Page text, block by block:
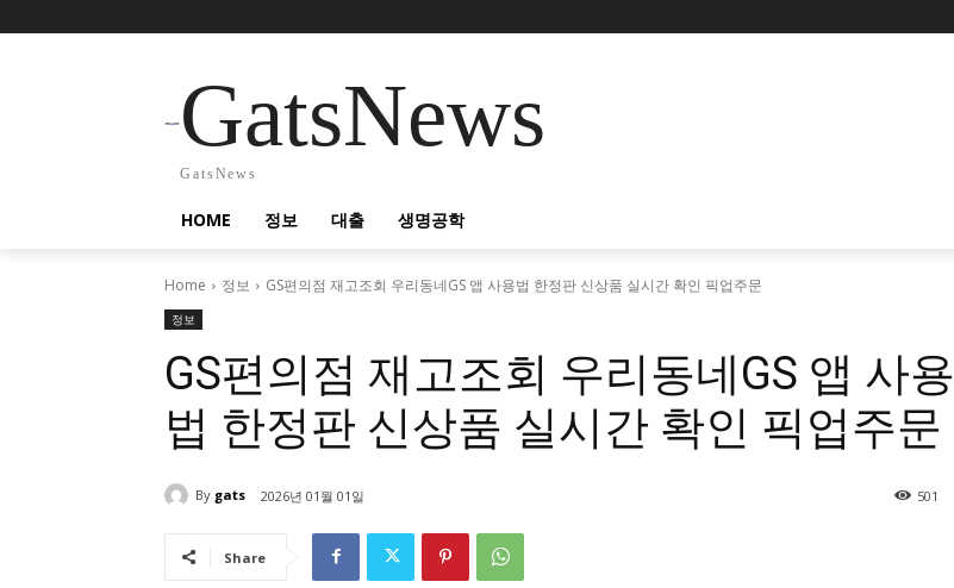
GatsNews
GatsNews
HOME 정보 대출 생명공학
Home 정보 GS편의점 재고조회 우리동네GS 앱 사용법 한정판 신상품 실시간 확인 픽업주문
정보
GS편의점 재고조회 우리동네GS 앱 사용
법 한정판 신상품 실시간 확인 픽업주문
By gats 2026년 01월 01일 501
Share